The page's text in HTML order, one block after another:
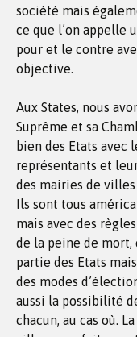
société mais
ce que l’on appelle
pour et le contre
objective.
Aux States, nous
Suprême et sa
bien des Etats avec
représentants et
des mairies de
Ils sont tous
mais avec des
de la peine de
partie des Etats
des modes
aussi la possibilité
chacun, au cas où.